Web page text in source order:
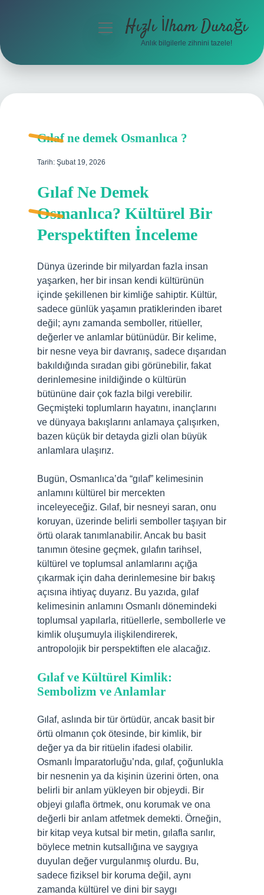
Hakkımızda
menüyüHızlı İlham Durağı
Anlık bilgilerle zihnini tazele!
Gılaf ne demek Osmanlıca ?
Tarih: Şubat 19, 2026
Gılaf Ne Demek
Osmanlıca? Kültürel Bir
Perspektiften İnceleme
Dünya üzerinde bir milyardan fazla insan
yaşarken, her bir insan kendi kültürünün
içinde şekillenen bir kimliğe sahiptir. Kültür,
sadece günlük yaşamın pratiklerinden ibaret
değil; aynı zamanda semboller, ritüeller,
değerler ve anlamlar bütünüdür. Bir kelime,
bir nesne veya bir davranış, sadece dışarıdan
bakıldığında sıradan gibi görünebilir, fakat
derinlemesine inildiğinde o kültürün
bütününe dair çok fazla bilgi verebilir.
Geçmişteki toplumların hayatını, inançlarını
ve dünyaya bakışlarını anlamaya çalışırken,
bazen küçük bir detayda gizli olan büyük
anlamlara ulaşırız.
Bugün, Osmanlıca’da “gılaf” kelimesinin
anlamını kültürel bir mercekten
inceleyeceğiz. Gılaf, bir nesneyi saran, onu
koruyan, üzerinde belirli semboller taşıyan bir
örtü olarak tanımlanabilir. Ancak bu basit
tanımın ötesine geçmek, gılafın tarihsel,
kültürel ve toplumsal anlamlarını açığa
çıkarmak için daha derinlemesine bir bakış
açısına ihtiyaç duyarız. Bu yazıda, gılaf
kelimesinin anlamını Osmanlı dönemindeki
toplumsal yapılarla, ritüellerle, sembollerle ve
kimlik oluşumuyla ilişkilendirerek,
antropolojik bir perspektiften ele alacağız.
Gılaf ve Kültürel Kimlik:
Sembolizm ve Anlamlar
Gılaf, aslında bir tür örtüdür, ancak basit bir
örtü olmanın çok ötesinde, bir kimlik, bir
değer ya da bir ritüelin ifadesi olabilir.
Osmanlı İmparatorluğu’nda, gılaf, çoğunlukla
bir nesnenin ya da kişinin üzerini örten, ona
belirli bir anlam yükleyen bir objeydi. Bir
objeyi gılafla örtmek, onu korumak ve ona
değerli bir anlam atfetmek demekti. Örneğin,
bir kitap veya kutsal bir metin, gılafla sarılır,
böylece metnin kutsallığına ve saygıya
duyulan değer vurgulanmış olurdu. Bu,
sadece fiziksel bir koruma değil, aynı
zamanda kültürel ve dini bir saygı